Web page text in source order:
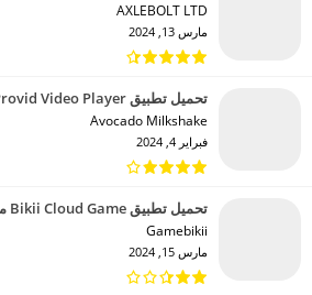
AXLEBOLT LTD‏
مارس 13, 2024
تحميل تطبيق Provid Video Player مهكر للاندرويد 2024
Avocado Milkshake‏
فبراير 4, 2024
تحميل تطبيق Bikii Cloud Game مهكر للاندرويد 2024
Gamebikii‏
مارس 15, 2024